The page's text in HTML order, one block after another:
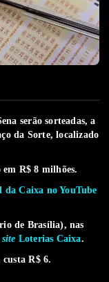
serão sorteadas, a
da Sorte, localizado
R$ 8 milhões.
da Caixa no YouTube
de Brasília), nas
site Loterias Caixa.
custa R$ 6.